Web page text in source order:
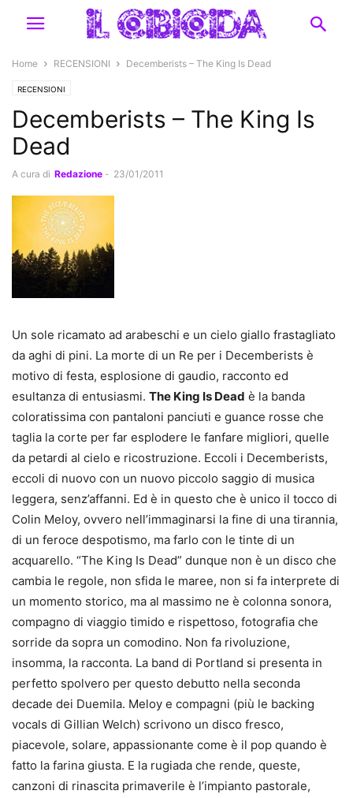
Home RECENSIONI Decemberists – The King Is Dead
RECENSIONI
Decemberists – The King Is
Dead
A cura di Redazione - 23/01/2011
Un sole ricamato ad arabeschi e un cielo giallo frastagliato
da aghi di pini. La morte di un Re per i Decemberists è
motivo di festa, esplosione di gaudio, racconto ed
esultanza di entusiasmi. The King Is Dead è la banda
coloratissima con pantaloni panciuti e guance rosse che
taglia la corte per far esplodere le fanfare migliori, quelle
da petardi al cielo e ricostruzione. Eccoli i Decemberists,
eccoli di nuovo con un nuovo piccolo saggio di musica
leggera, senz’affanni. Ed è in questo che è unico il tocco di
Colin Meloy, ovvero nell’immaginarsi la fine di una tirannia,
di un feroce despotismo, ma farlo con le tinte di un
acquarello. “The King Is Dead” dunque non è un disco che
cambia le regole, non sfida le maree, non si fa interprete di
un momento storico, ma al massimo ne è colonna sonora,
compagno di viaggio timido e rispettoso, fotografia che
sorride da sopra un comodino. Non fa rivoluzione,
insomma, la racconta. La band di Portland si presenta in
perfetto spolvero per questo debutto nella seconda
decade dei Duemila. Meloy e compagni (più le backing
vocals di Gillian Welch) scrivono un disco fresco,
piacevole, solare, appassionante come è il pop quando è
fatto la farina giusta. E la rugiada che rende, queste,
canzoni di rinascita primaverile è l’impianto pastorale,